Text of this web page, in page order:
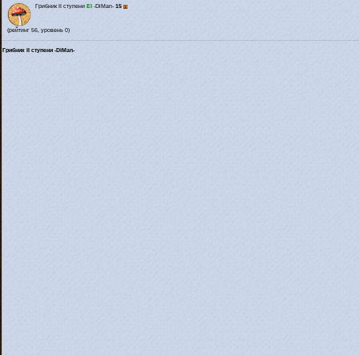
Грибник II ступени El -DiMan- 15
(рейтинг 56, уровень 0)
Грибник II ступени -DiMan-